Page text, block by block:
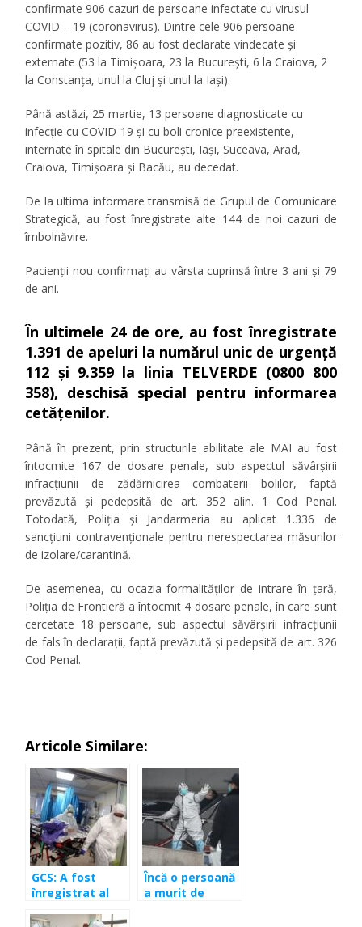
confirmate 906 cazuri de persoane infectate cu virusul
COVID – 19 (coronavirus). Dintre cele 906 persoane
confirmate pozitiv, 86 au fost declarate vindecate și
externate (53 la Timișoara, 23 la București, 6 la Craiova, 2
la Constanța, unul la Cluj și unul la Iași).
Până astăzi, 25 martie, 13 persoane diagnosticate cu
infecție cu COVID-19 și cu boli cronice preexistente,
internate în spitale din București, Iași, Suceava, Arad,
Craiova, Timișoara și Bacău, au decedat.
De la ultima informare transmisă de Grupul de Comunicare
Strategică, au fost înregistrate alte 144 de noi cazuri de
îmbolnăvire.
Pacienții nou confirmați au vârsta cuprinsă între 3 ani și 79
de ani.
În ultimele 24 de ore, au fost înregistrate
1.391 de apeluri la numărul unic de urgență
112 și 9.359 la linia TELVERDE (0800 800
358), deschisă special pentru informarea
cetățenilor.
Până în prezent, prin structurile abilitate ale MAI au fost
întocmite 167 de dosare penale, sub aspectul săvârșirii
infracțiunii de zădărnicirea combaterii bolilor, faptă
prevăzută şi pedepsită de art. 352 alin. 1 Cod Penal.
Totodată, Poliția și Jandarmeria au aplicat 1.336 de
sancțiuni contravenționale pentru nerespectarea măsurilor
de izolare/carantină.
De asemenea, cu ocazia formalităților de intrare în țară,
Poliția de Frontieră a întocmit 4 dosare penale, în care sunt
cercetate 18 persoane, sub aspectul săvârșirii infracțiunii
de fals în declarații, faptă prevăzută și pedepsită de art. 326
Cod Penal.
Articole Similare:
GCS: A fost
înregistrat al
persoane
Încă o persoană
a murit de